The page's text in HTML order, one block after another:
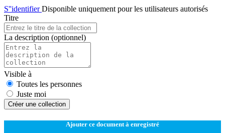
S''identifierDisponible uniquement pour les utilisateurs autorisés
Titre
La description (optionnel)
Visible à
Toutes les personnes
Juste moi
Créer une collection
Ajouter ce document à enregistré